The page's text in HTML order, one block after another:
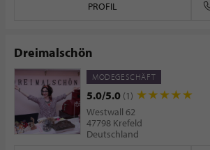
PROFIL
Dreimalschön
MODEGESCHÄFT
5.0/5.0 (1)
Westwall 62
47798 Krefeld
Deutschland